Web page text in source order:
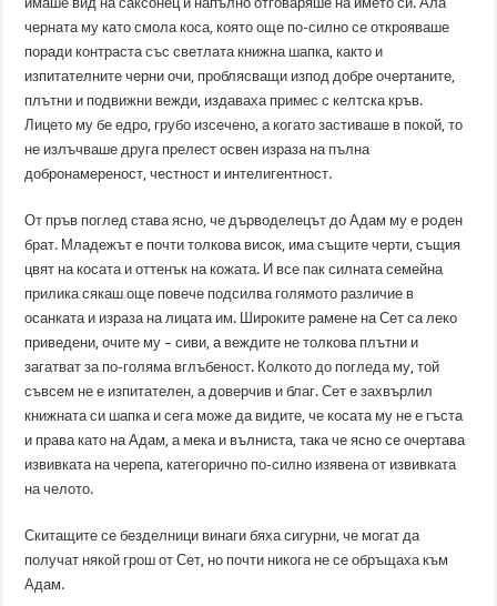
черната му като смола коса, която още по-силно се открояваше
поради контраста със светлата книжна шапка, както и
изпитателните черни очи, проблясващи изпод добре очертаните,
плътни и подвижни вежди, издаваха примес с келтска кръв.
Лицето му бе едро, грубо изсечено, а когато застиваше в покой, то
не излъчваше друга прелест освен израза на пълна
добронамереност, честност и интелигентност.
От пръв поглед става ясно, че дърводелецът до Адам му е рoден
брат. Младежът е почти толкова висок, има същите черти, същия
цвят на косата и оттенък на кожата. И все пак силната семейна
прилика сякаш още повече подсилва голямото различие в
осанката и израза на лицата им. Широките рамене на Сет са леко
приведени, очите му – сиви, а веждите не толкова плътни и
загатват за по-голяма вглъбеност. Колкото до погледа му, той
съвсем не е изпитателен, а доверчив и благ. Сет е захвърлил
книжната си шапка и сега може да видите, че косата му не е гъста
и права като на Адам, а мека и вълниста, така че ясно се очертава
извивката на черепа, категорично по-силно изявена от извивката
на челото.
Скитащите се безделници винаги бяха сигурни, че могат да
получат някой грош от Сет, но почти никога не се обръщаха към
Адам.